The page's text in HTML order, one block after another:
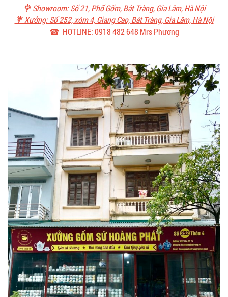
💐 Showroom: Số 21, Phố Gốm, Bát Tràng, Gia Lâm, Hà Nội
💐 Xưởng: Số 252, xóm 4, Giang Cao, Bát Tràng, Gia Lâm, Hà Nội
☎ HOTLINE: 0918 482 648 Mrs Phương